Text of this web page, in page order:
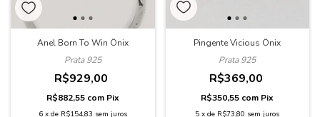
Anel Born To Win Ônix
Prata 925
R$929,00
R$882,55 com Pix
6 x de R$154,83 sem juros
Pingente Vicious Ônix
Prata 925
R$369,00
R$350,55 com Pix
5 xde R$73,80 sem juros